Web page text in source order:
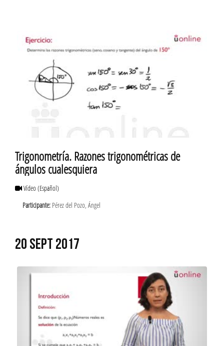
Trigonometría. Razones trigonométricas de
ángulos cualesquiera
Vídeo(Español)
Participante: Pérez del Pozo, Ángel
20 SEPT 2017